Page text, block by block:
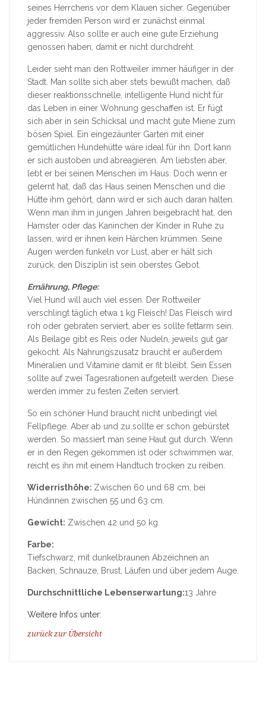
seines Herrchens vor dem Klauen sicher. Gegenüber
jeder fremden Person wird er zunächst einmal
aggressiv. Also sollte er auch eine gute Erziehung
genossen haben, damit er nicht durchdreht.
Leider sieht man den Rottweiler immer häufiger in der
Stadt. Man sollte sich aber stets bewußt machen, daß
dieser reaktionsschnelle, intelligente Hund nicht für
das Leben in einer Wohnung geschaffen ist. Er fügt
sich aber in sein Schicksal und macht gute Miene zum
bösen Spiel. Ein eingezäunter Garten mit einer
gemütlichen Hundehütte wäre ideal für ihn. Dort kann
er sich austoben und abreagieren. Am liebsten aber,
lebt er bei seinen Menschen im Haus. Doch wenn er
gelernt hat, daß das Haus seinen Menschen und die
Hütte ihm gehört, dann wird er sich auch daran halten.
Wenn man ihm in jungen Jahren beigebracht hat, den
Hamster oder das Kaninchen der Kinder in Ruhe zu
lassen, wird er ihnen kein Härchen krümmen. Seine
Augen werden funkeln vor Lust, aber er hält sich
zurück, den Disziplin ist sein oberstes Gebot.
Ernährung, Pflege:
Viel Hund will auch viel essen. Der Rottweiler
verschlingt täglich etwa 1 kg Fleisch! Das Fleisch wird
roh oder gebraten serviert, aber es sollte fettarm sein.
Als Beilage gibt es Reis oder Nudeln, jeweils gut gar
gekocht. Als Nahrungszusatz braucht er außerdem
Mineralien und Vitamine damit er fit bleibt. Sein Essen
sollte auf zwei Tagesrationen aufgeteilt werden. Diese
werden immer zu festen Zeiten serviert.
So ein schöner Hund braucht nicht unbedingt viel
Fellpflege. Aber ab und zu sollte er schon gebürstet
werden. So massiert man seine Haut gut durch. Wenn
er in den Regen gekommen ist oder schwimmen war,
reicht es ihn mit einem Handtuch trocken zu reiben.
Widerristhöhe: Zwischen 60 und 68 cm, bei
Hündinnen zwischen 55 und 63 cm.
Gewicht: Zwischen 42 und 50 kg.
Farbe:
Tiefschwarz, mit dunkelbraunen Abzeichnen an
Backen, Schnauze, Brust, Läufen und über jedem Auge.
Durchschnittliche Lebenserwartung:13 Jahre
Weitere Infos unter:
zurück zur Übersicht